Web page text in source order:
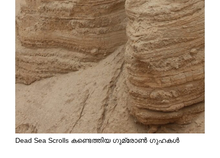
Dead Sea Scrolls കണ്ടെത്തിയ ഗുമ്രോൺ ഗുഹകൾ